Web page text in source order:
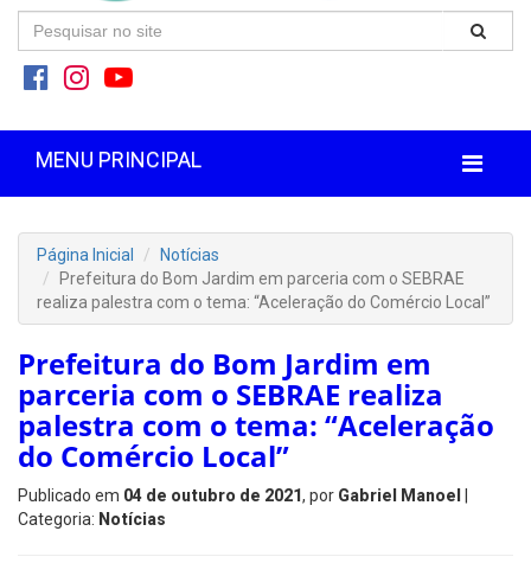
MENU PRINCIPAL
Página Inicial
Notícias
Prefeitura do Bom Jardim em parceria com o SEBRAE
realiza palestra com o tema: “Aceleração do Comércio Local”
Prefeitura do Bom Jardim em
parceria com o SEBRAE realiza
palestra com o tema: “Aceleração
do Comércio Local”
Publicado em 04 de outubro de 2021, por Gabriel Manoel
Categoria: Notícias